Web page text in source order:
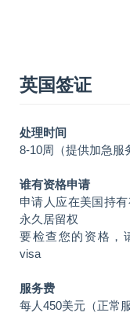
英国签证
处理时间
8-10周（提供加急服
谁有资格申请
申请人应在美国持
永久居留权
要检查您的资格，
visa
服务费
每人450美元（正常